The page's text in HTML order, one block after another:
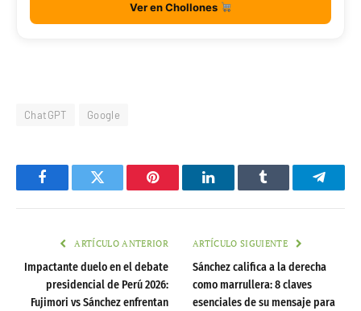
Ver en Chollones
ChatGPT Google
FacebookTwitter Pinterest LinkedInTumblr
ARTÍCULO ANTERIOR
Impactante duelo en el debate
presidencial de Perú 2026:
Fujimori vs Sánchez enfrentan
ARTÍCULO SIGUIENTE
Sánchez califica a la derecha
como marrullera: 8 claves
esenciales de su mensaje para